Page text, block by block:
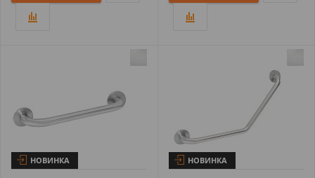
НОВИНКА НОВИНКА